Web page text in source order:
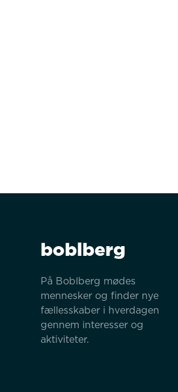
boblberg
På Boblberg mødes
mennesker og finder nye
fællesskaber i hverdagen
gennem interesser og
aktiviteter.